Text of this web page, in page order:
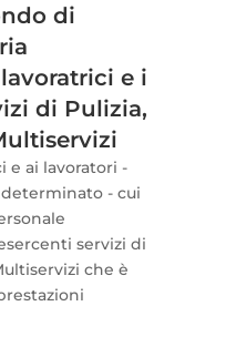
di
e i
di Pulizia,
e ai lavoratori -
- cui
servizi di
che è